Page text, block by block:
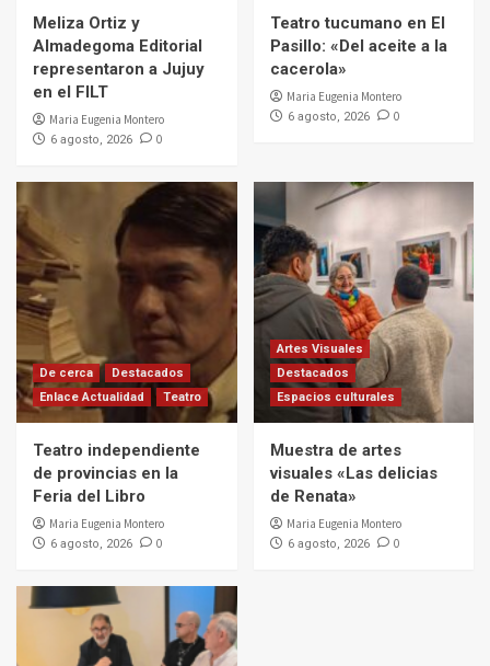
Meliza Ortiz y
Almadegoma Editorial
representaron a Jujuy
en el FILT
Maria Eugenia Montero
6 agosto, 2026 0
Teatro tucumano en El
Pasillo: «Del aceite a la
cacerola»
Maria Eugenia Montero
6 agosto, 2026 0
De cerca
Destacados
Enlace Actualidad
Teatro
Teatro independiente
de provincias en la
Feria del Libro
Maria Eugenia Montero
6 agosto, 2026 0
Artes Visuales
Destacados
Espacios culturales
Muestra de artes
visuales «Las delicias
de Renata»
Maria Eugenia Montero
6 agosto, 2026 0